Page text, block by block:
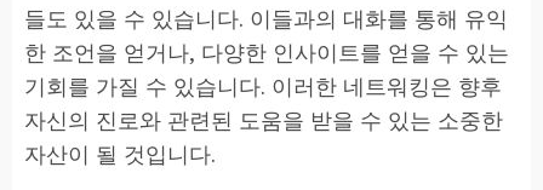
들도 있을 수 있습니다. 이들과의 대화를 통해 유익
한 조언을 얻거나, 다양한 인사이트를 얻을 수 있는
기회를 가질 수 있습니다. 이러한 네트워킹은 향후
자신의 진로와 관련된 도움을 받을 수 있는 소중한
자산이 될 것입니다.